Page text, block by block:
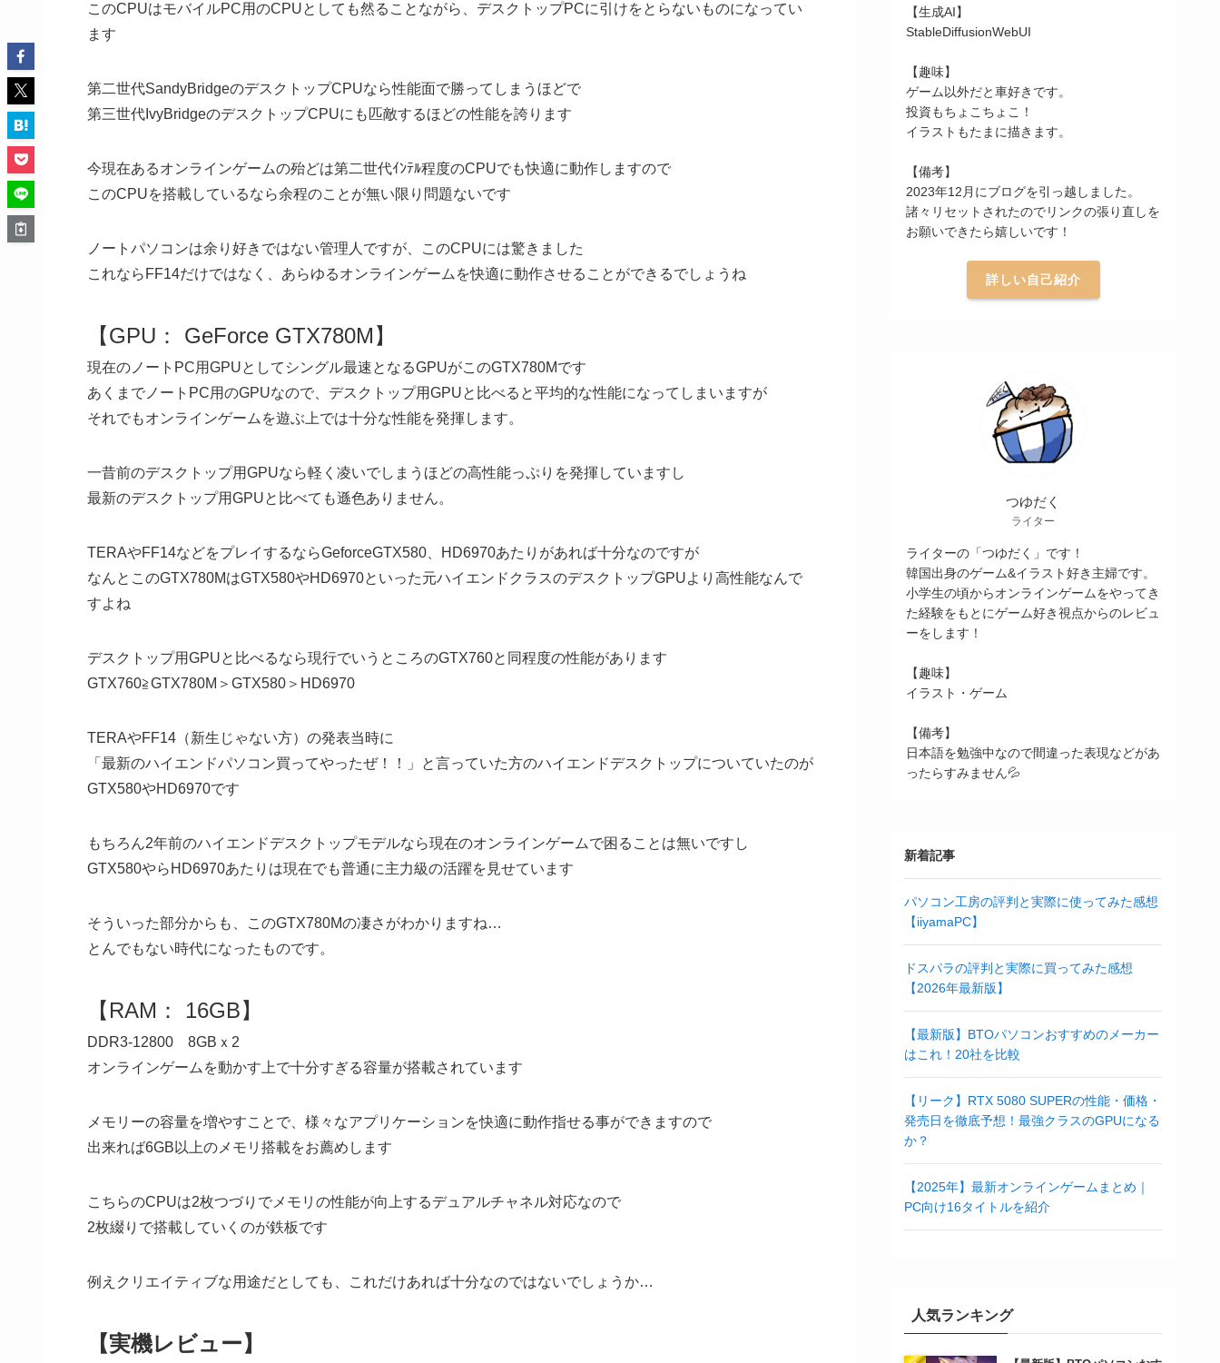
このCPUはモバイルPC用のCPUとしても然ることながら、デスクトップPCに引けをとらないものになってい
ます
第二世代SandyBridgeのデスクトップCPUなら性能面で勝ってしまうほどで
第三世代IvyBridgeのデスクトップCPUにも匹敵するほどの性能を誇ります
今現在あるオンラインゲームの殆どは第二世代ｲﾝﾃﾙ程度のCPUでも快適に動作しますので
このCPUを搭載しているなら余程のことが無い限り問題ないです
ノートパソコンは余り好きではない管理人ですが、このCPUには驚きました
これならFF14だけではなく、あらゆるオンラインゲームを快適に動作させることができるでしょうね
【GPU： GeForce GTX780M】
現在のノートPC用GPUとしてシングル最速となるGPUがこのGTX780Mです
あくまでノートPC用のGPUなので、デスクトップ用GPUと比べると平均的な性能になってしまいますが
それでもオンラインゲームを遊ぶ上では十分な性能を発揮します。
一昔前のデスクトップ用GPUなら軽く凌いでしまうほどの高性能っぷりを発揮していますし
最新のデスクトップ用GPUと比べても遜色ありません。
TERAやFF14などをプレイするならGeforceGTX580、HD6970あたりがあれば十分なのですが
なんとこのGTX780MはGTX580やHD6970といった元ハイエンドクラスのデスクトップGPUより高性能なんで
すよね
デスクトップ用GPUと比べるなら現行でいうところのGTX760と同程度の性能があります
GTX760≧GTX780M＞GTX580＞HD6970
TERAやFF14（新生じゃない方）の発表当時に
「最新のハイエンドパソコン買ってやったぜ！！」と言っていた方のハイエンドデスクトップについていたのが
GTX580やHD6970です
もちろん2年前のハイエンドデスクトップモデルなら現在のオンラインゲームで困ることは無いですし
GTX580やらHD6970あたりは現在でも普通に主力級の活躍を見せています
そういった部分からも、このGTX780Mの凄さがわかりますね…
とんでもない時代になったものです。
【RAM： 16GB】
DDR3-12800 8GBｘ2
オンラインゲームを動かす上で十分すぎる容量が搭載されています
メモリーの容量を増やすことで、様々なアプリケーションを快適に動作指せる事ができますので
出来れば6GB以上のメモリ搭載をお薦めします
こちらのCPUは2枚つづりでメモリの性能が向上するデュアルチャネル対応なので
2枚綴りで搭載していくのが鉄板です
例えクリエイティブな用途だとしても、これだけあれば十分なのではないでしょうか…
【実機レビュー】
【生成AI】
StableDiffusionWebUI
【趣味】
ゲーム以外だと車好きです。
投資もちょこちょこ！
イラストもたまに描きます。
【備考】
2023年12月にブログを引っ越しました。
諸々リセットされたのでリンクの張り直しを
お願いできたら嬉しいです！
詳しい自己紹介
つゆだく
ライター
ライターの「つゆだく」です！
韓国出身のゲーム&イラスト好き主婦です。
小学生の頃からオンラインゲームをやってき
た経験をもとにゲーム好き視点からのレビュ
ーをします！
【趣味】
イラスト・ゲーム
【備考】
日本語を勉強中なので間違った表現などがあ
ったらすみません💦
新着記事
パソコン工房の評判と実際に使ってみた感想
【iiyamaPC】
ドスパラの評判と実際に買ってみた感想
【2026年最新版】
【最新版】BTOパソコンおすすめのメーカー
はこれ！20社を比較
【リーク】RTX 5080 SUPERの性能・価格・
発売日を徹底予想！最強クラスのGPUになる
か？
【2025年】最新オンラインゲームまとめ｜
PC向け16タイトルを紹介
人気ランキング